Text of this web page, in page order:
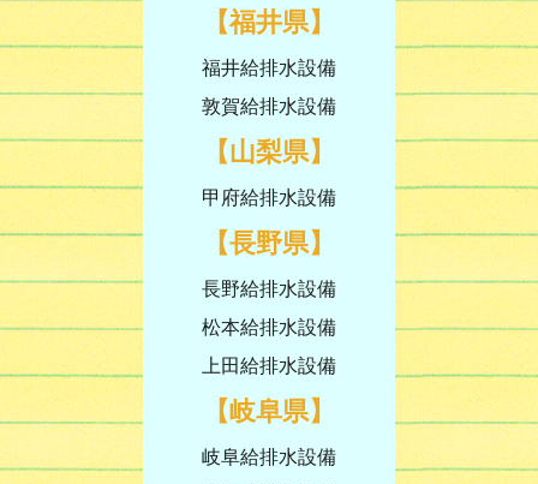
【福井県】
福井給排水設備
敦賀給排水設備
【山梨県】
甲府給排水設備
【長野県】
長野給排水設備
松本給排水設備
上田給排水設備
【岐阜県】
岐阜給排水設備